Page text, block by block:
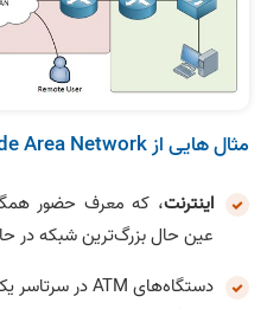
مثال هایی از Wide Area Network
اینترنت
عین حال بزرگ‌ترین شبکه در